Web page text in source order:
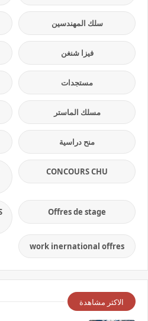
سلك المهندسين
فيزا شنغن
مستجدات
مسلك الماستر
منح دراسية
CONCOURS CHU
Offres de stage
work inernational offres
الاكثر مشاهدة